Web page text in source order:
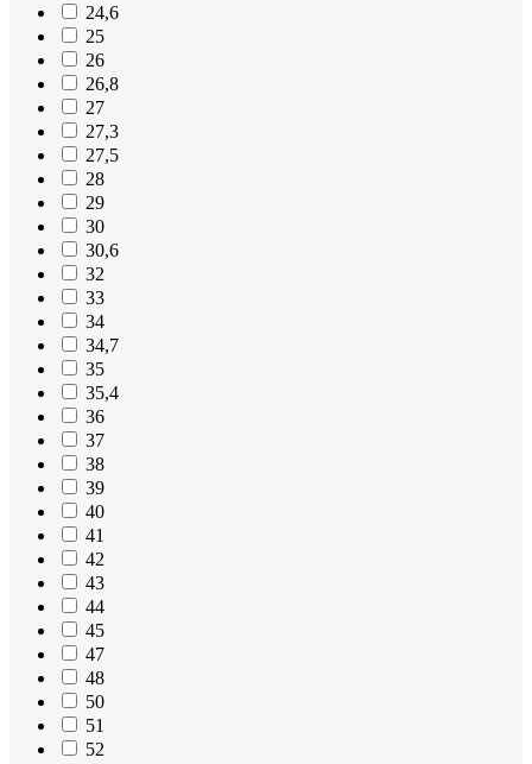
24,6
25
26
26,8
27
27,3
27,5
28
29
30
30,6
32
33
34
34,7
35
35,4
36
37
38
39
40
41
42
43
44
45
47
48
50
51
52